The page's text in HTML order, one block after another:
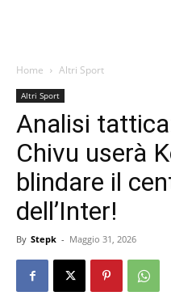
Home Altri Sport
Altri Sport
Analisi
Chivu userà
blindare il
dell’Inter!
By Stepk - Maggio 31, 2026